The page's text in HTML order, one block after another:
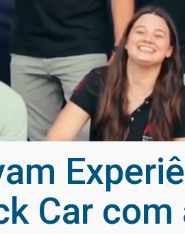
Car com